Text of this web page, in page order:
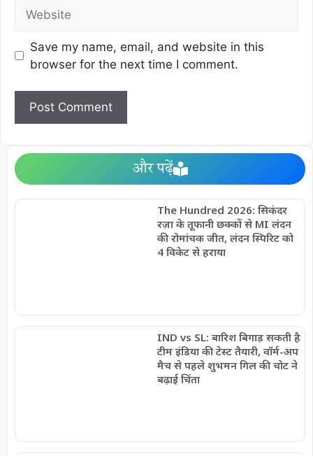
Save my name, email, and website in this
browser for the next time I comment.
और पढ़ें
The Hundred 2026: सिकंदर
रज़ा के तूफानी छक्कों से MI लंदन
की रोमांचक जीत, लंदन स्पिरिट को
4 विकेट से हराया
IND vs SL: बारिश बिगाड़ सकती है
टीम इंडिया की टेस्ट तैयारी, वॉर्म-अप
मैच से पहले शुभमन गिल की चोट ने
बढ़ाई चिंता